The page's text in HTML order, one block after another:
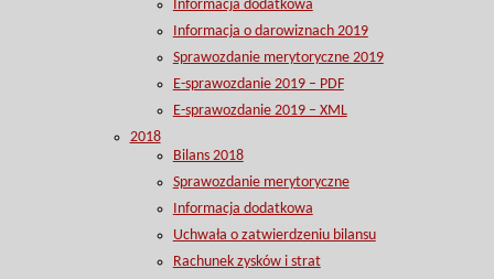
Informacja dodatkowa
Informacja o darowiznach 2019
Sprawozdanie merytoryczne 2019
E-sprawozdanie 2019 – PDF
E-sprawozdanie 2019 – XML
2018
Bilans 2018
Sprawozdanie merytoryczne
Informacja dodatkowa
Uchwała o zatwierdzeniu bilansu
Rachunek zysków i strat